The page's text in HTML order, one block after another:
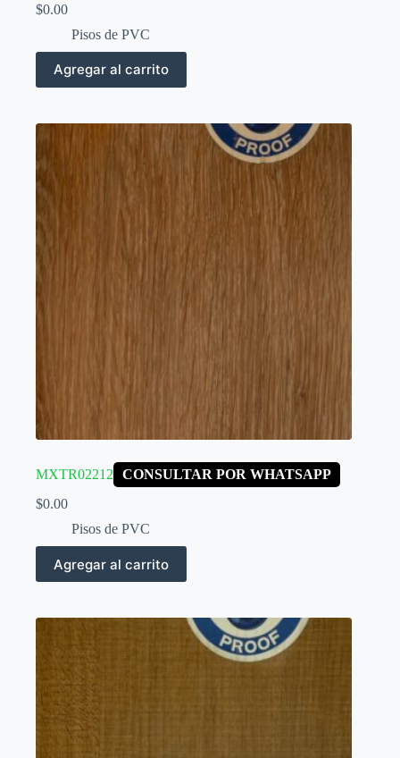
$0.00
Pisos de PVC
Agregar al carrito
MXTR02212
CONSULTAR POR WHATSAPP
$0.00
Pisos de PVC
Agregar al carrito